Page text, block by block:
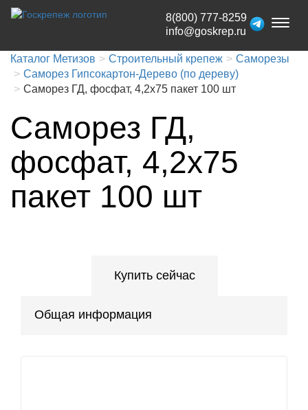
Toggle
8(800) 777-8259
info@goskrep.ru
Каталог Метизов Строительный крепеж
Саморезы
Саморез Гипсокартон-Дерево (по дереву)
Саморез ГД, фосфат, 4,2x75 пакет 100 шт
Саморез ГД,
фосфат, 4,2x75
пакет 100 шт
Купить сейчас
Общая информация